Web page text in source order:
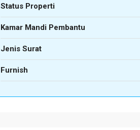
Status Properti
Kamar Mandi Pembantu
Jenis Surat
Furnish